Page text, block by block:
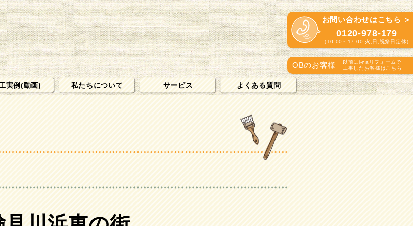
実例(動画) 私たちについて サービス よくある質問
お問い合わせはこちら ＞
0120-978-179
（10:00～17:00 火,日,祝祭日定休）
OBのお客様
以前にi-naリフォームで
工事したお客様はこちら